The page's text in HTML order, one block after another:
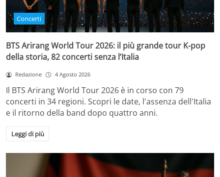
Concerti
BTS Arirang World Tour 2026: il più grande tour K-pop
della storia, 82 concerti senza l’Italia
Redazione 4 Agosto 2026
Il BTS Arirang World Tour 2026 è in corso con 79
concerti in 34 regioni. Scopri le date, l'assenza dell'Italia
e il ritorno della band dopo quattro anni.
Leggi di più